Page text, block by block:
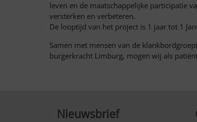
leven en de maatschappelijke participatie
versterken en verbeteren.
De looptijd van het project is 1 jaar tot 1
Samen met mensen van de
burgerkracht Limburg, mogen wij als
Nieuwsbrief